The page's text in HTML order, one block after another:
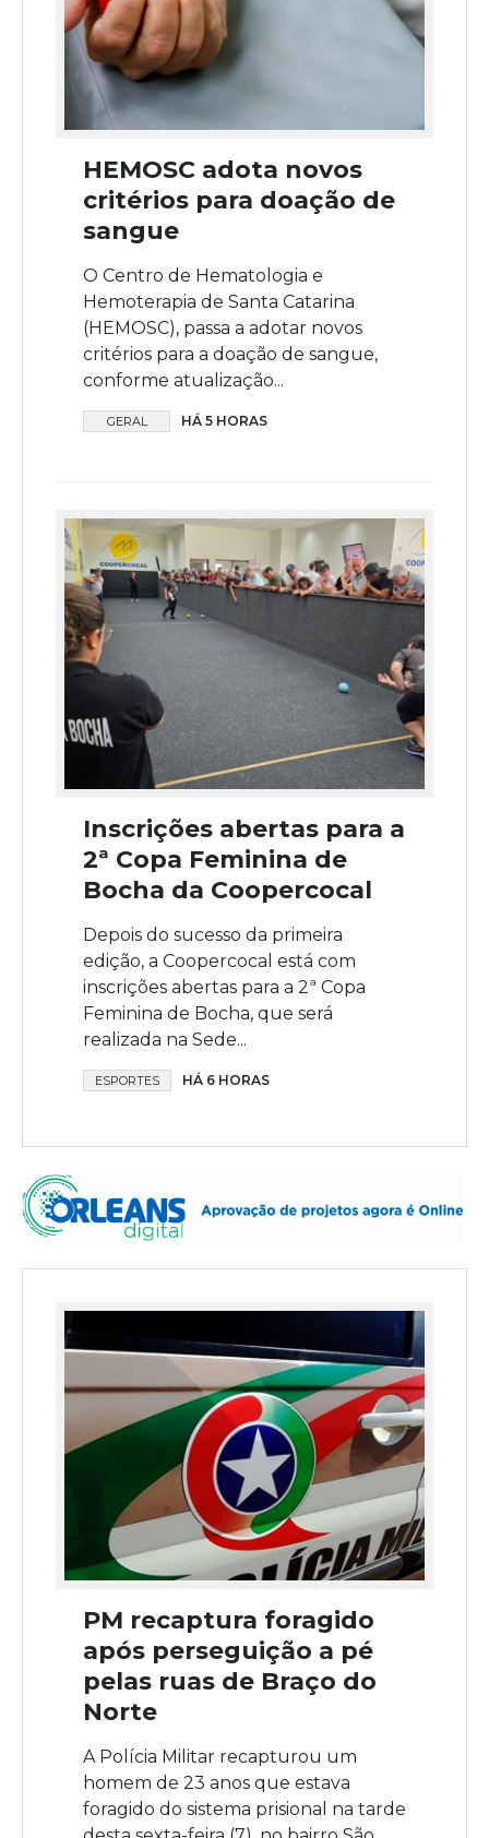
HEMOSC adota novos
critérios para doação de
sangue
O Centro de Hematologia e
Hemoterapia de Santa Catarina
(HEMOSC), passa a adotar novos
critérios para a doação de sangue,
conforme atualização...
GERAL HÁ 5 HORAS
Inscrições abertas para a
2ª Copa Feminina de
Bocha da Coopercocal
Depois do sucesso da primeira
edição, a Coopercocal está com
inscrições abertas para a 2ª Copa
Feminina de Bocha, que será
realizada na Sede...
ESPORTES HÁ 6 HORAS
PM recaptura foragido
após perseguição a pé
pelas ruas de Braço do
Norte
A Polícia Militar recapturou um
homem de 23 anos que estava
foragido do sistema prisional na tarde